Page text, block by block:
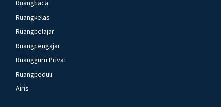
Ruangbaca
Ruangkelas
Ruangbelajar
Ruangpengajar
Ruangguru Privat
Ruangpeduli
Airis